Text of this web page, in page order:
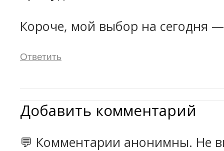
Короче, мой выбор на сегодня
Ответить
Добавить комментарий
💬 Комментарии анонимны. Не